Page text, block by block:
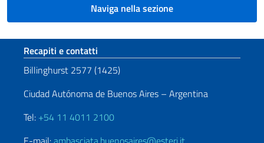
Naviga nella sezione
Sezione footer
Recapiti e contatti
Billinghurst 2577 (1425)
Ciudad Autónoma de Buenos Aires – Argentina
Tel: +54 11 4011 2100